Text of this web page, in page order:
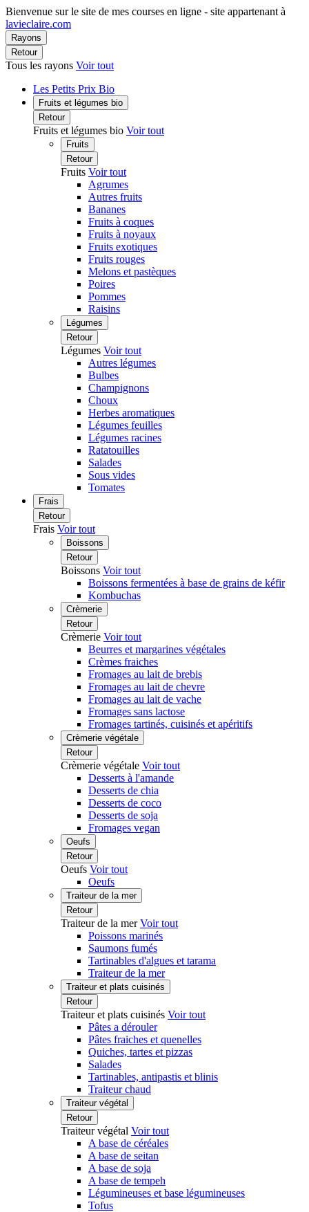
Bienvenue sur le site de mes courses en ligne - site appartenant à
lavieclaire.com
Rayons
Retour
Tous les rayons Voir tout
Les Petits Prix Bio
Fruits et légumes bio
Retour
Fruits et légumes bio Voir tout
Fruits
Retour
Fruits Voir tout
Agrumes
Autres fruits
Bananes
Fruits à coques
Fruits à noyaux
Fruits exotiques
Fruits rouges
Melons et pastèques
Poires
Pommes
Raisins
Légumes
Retour
Légumes Voir tout
Autres légumes
Bulbes
Champignons
Choux
Herbes aromatiques
Légumes feuilles
Légumes racines
Ratatouilles
Salades
Sous vides
Tomates
Frais
Retour
Frais Voir tout
Boissons
Retour
Boissons Voir tout
Boissons fermentées à base de grains de kéfir
Kombuchas
Crèmerie
Retour
Crèmerie Voir tout
Beurres et margarines végétales
Crèmes fraiches
Fromages au lait de brebis
Fromages au lait de chevre
Fromages au lait de vache
Fromages sans lactose
Fromages tartinés, cuisinés et apéritifs
Crèmerie végétale
Retour
Crèmerie végétale Voir tout
Desserts à l'amande
Desserts de chia
Desserts de coco
Desserts de soja
Fromages vegan
Oeufs
Retour
Oeufs Voir tout
Oeufs
Traiteur de la mer
Retour
Traiteur de la merVoir tout
Poissons marinés
Saumons fumés
Tartinables d'algues et tarama
Traiteur de la mer
Traiteur et plats cuisinés
Retour
Traiteur et plats cuisinés Voir tout
Pâtes a dérouler
Pâtes fraiches et quenelles
Quiches, tartes et pizzas
Salades
Tartinables, antipastis et blinis
Traiteur chaud
Traiteur végétal
Retour
Traiteur végétal Voir tout
A base de céréales
A base de seitan
A base de soja
A base de tempeh
Légumineuses et base légumineuses
Tofus